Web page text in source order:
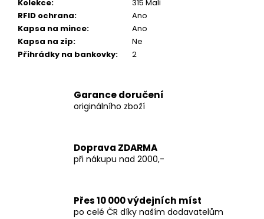
Kolekce:
315 Mali
RFID ochrana:
Ano
Kapsa na mince:
Ano
Kapsa na zip:
Ne
Přihrádky na bankovky: 2
Garance doručení
originálního zboží
Doprava ZDARMA
při nákupu nad 2000,-
Přes 10 000 výdejních míst
po celé ČR díky naším dodavatelům